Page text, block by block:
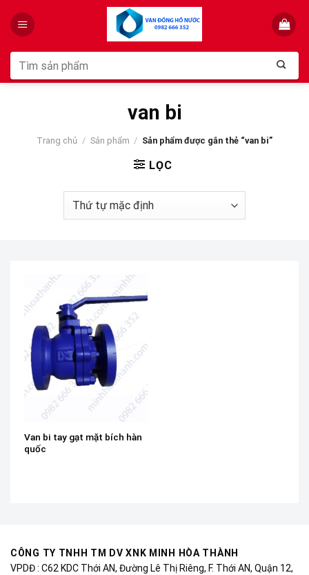
Tìm
kiếm:
van bi
Trang chủ / Sản phẩm / Sản phẩm được gắn thẻ “van bi”
LỌC
Van bi tay gạt mặt bích hàn
quốc
CÔNG TY TNHH TM DV XNK MINH HÒA THÀNH
VPDĐ : C62 KDC Thới AN, Đường Lê Thị Riêng, F. Thới AN, Quận 12,